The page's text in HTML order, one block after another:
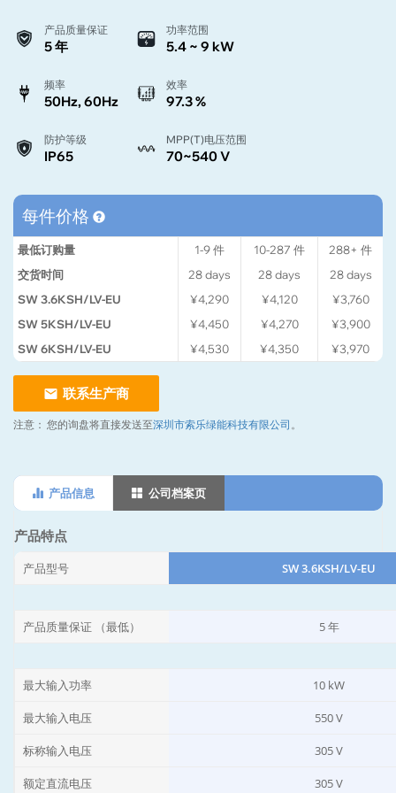
产品质量保证
5 年
功率范围
5.4 ~ 9 kW
频率
50Hz, 60Hz
效率
97.3 %
防护等级
IP65
MPP(T)电压范围
70~540 V
每件价格
最低订购量 1-9件 10-287 件 288+ 件
交货时间
28days 28days 28days
SW 3.6KSH/LV-EU
¥4,290 ¥4,120
¥3,760
SW 5KSH/LV-EU
¥4,450 ¥4,270
¥3,900
SW 6KSH/LV-EU
¥4,530 ¥4,350 ¥3,970
联系生产商
注意： 您的询盘将直接发送至深圳市索乐绿能科技有限公司 。
产品信息 公司档案页
产品特点
产品型号 SW 3.6KSH/LV-EU
产品质量保证 （最低） 5 年
最大输入功率 10 kW
最大输入电压 550 V
标称输入电压 305 V
额定直流电压 305 V